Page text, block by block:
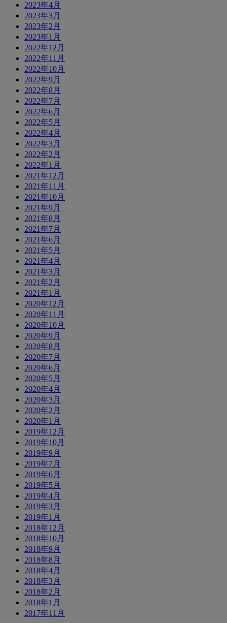
2023年4月
2023年3月
2023年2月
2023年1月
2022年12月
2022年11月
2022年10月
2022年9月
2022年8月
2022年7月
2022年6月
2022年5月
2022年4月
2022年3月
2022年2月
2022年1月
2021年12月
2021年11月
2021年10月
2021年9月
2021年8月
2021年7月
2021年6月
2021年5月
2021年4月
2021年3月
2021年2月
2021年1月
2020年12月
2020年11月
2020年10月
2020年9月
2020年8月
2020年7月
2020年6月
2020年5月
2020年4月
2020年3月
2020年2月
2020年1月
2019年12月
2019年10月
2019年9月
2019年7月
2019年6月
2019年5月
2019年4月
2019年3月
2019年1月
2018年12月
2018年10月
2018年9月
2018年8月
2018年4月
2018年3月
2018年2月
2018年1月
2017年11月